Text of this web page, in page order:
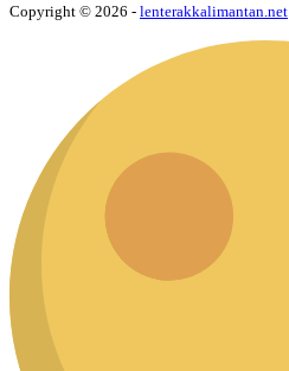
Copyright © 2026 - lenterakkalimantan.net